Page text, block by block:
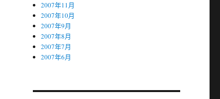
2007年11月
2007年10月
2007年9月
2007年8月
2007年7月
2007年6月